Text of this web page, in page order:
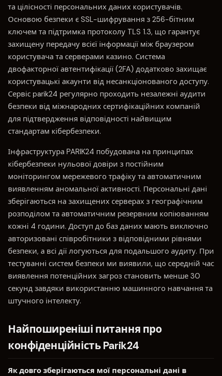
та цілісності персональних даних користувачів.
Основою безпеки є SSL-шифрування з 256-бітним
ключем та підтримка протоколу TLS 1.3, що гарантує
захищену передачу всієї інформації між браузером
користувача та серверами казино. Система
двофакторної автентифікації (2FA) додатково захищає
користувацькі акаунти від несанкціонованого доступу.
Сервіс parik24 регулярно проходить незалежні аудити
безпеки від міжнародних сертифікаційних компаній
для підтвердження відповідності найвищим
стандартам кібербезпеки.
Інфраструктура PARIK24 побудована на принципах
кібербезпеки нульової довіри з постійним
моніторингом мережевого трафіку та автоматичним
виявленням аномальної активності. Персональні дані
зберігаються на захищених серверах з географічним
розподілом та автоматичним резервним копіюванням
кожні 4 години. Доступ до баз даних мають виключно
авторизовані співробітники з відповідними рівнями
безпеки, а всі дії логуються для подальшого аудиту. При
тестуванні систем безпеки ми виявили, що середній час
виявлення потенційних загроз становить менше 30
секунд завдяки використанню машинного навчання та
штучного інтелекту.
Найпоширеніші питання про
конфіденційність Parik24
Як довго зберігаються мої персональні дані в